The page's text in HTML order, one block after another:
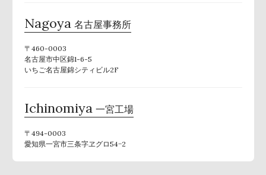
Nagoya 名古屋事務所
〒460-0003
名古屋市中区錦1-6-5
いちご名古屋錦シティビル2F
Ichinomiya 一宮工場
〒494-0003
愛知県一宮市三条字ヱグロ54−2